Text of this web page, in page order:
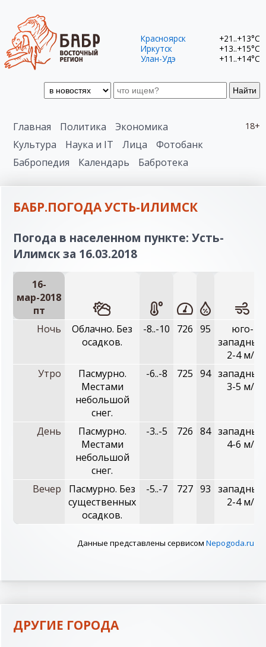
Найти
Красноярск
+21..+13°C
Иркутск
+13..+15°C
Улан-Удэ
+11..+14°C
18+
Главная Политика
Экономика
Культура
Наука и IT Лица
Фотобанк
Бабропедия
Календарь Бабротека
БАБР.ПОГОДА УСТЬ-ИЛИМСК
Погода в населенном пункте: Усть-
Илимск за 16.03.2018
16-
мар-2018
пт
Ночь
Облачно. Без
осадков.
-8..-10 726 95
юго-
западный,
2-4 м/с
Утро
Пасмурно.
Местами
небольшой
снег.
-6..-8 725 94 западный,
3-5 м/с
День
Пасмурно.
Местами
небольшой
снег.
-3..-5 726 84 западный,
4-6 м/с
Вечер
Пасмурно. Без
существенных
осадков.
-5..-7 727 93 западный,
2-4 м/с
Данные представлены сервисом Nepogoda.ru
ДРУГИЕ ГОРОДА